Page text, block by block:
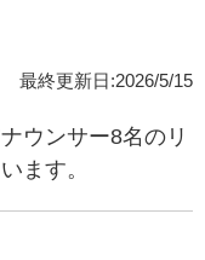
最終更新日:2026/5/15
ウンサー8名のリ
ます。